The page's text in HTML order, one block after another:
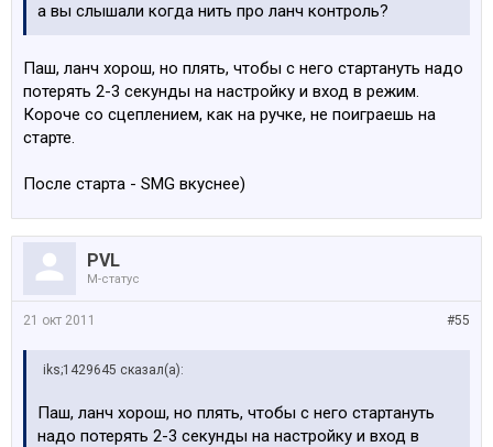
а вы слышали когда нить про ланч контроль?
Паш, ланч хорош, но плять, чтобы с него стартануть надо
потерять 2-3 секунды на настройку и вход в режим.
Короче со сцеплением, как на ручке, не поиграешь на
старте.
После старта - SMG вкуснее)
PVL
M-статус
#55
21 окт 2011
iks;1429645 сказал(а):
Паш, ланч хорош, но плять, чтобы с него стартануть
надо потерять 2-3 секунды на настройку и вход в